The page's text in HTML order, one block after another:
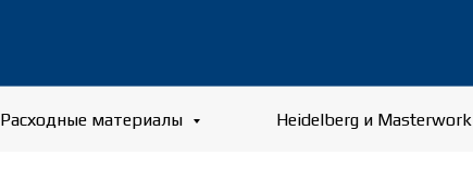
Расходные материалы Heidelberg и Masterwork